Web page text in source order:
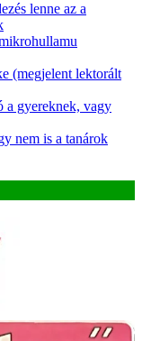
lenne az a
(megjelent lektorált
a gyereknek, vagy
nem is a tanárok